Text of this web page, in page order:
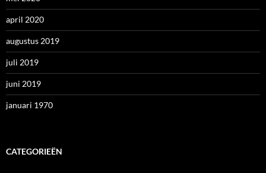
april 2020
augustus 2019
juli 2019
juni 2019
januari 1970
CATEGORIEËN